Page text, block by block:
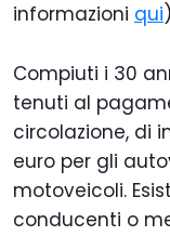
informazioni qui
Compiuti i 30
tenuti al
circolazione, di
euro per gli
motoveicoli.
conducenti o